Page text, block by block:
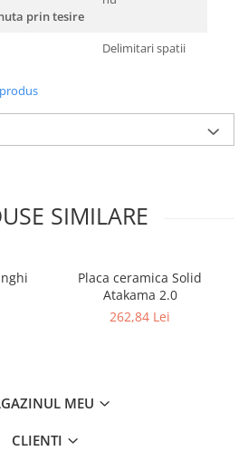
prin tesire
Delimitari spatii
SIMILARE
Placa ceramica Solid
Atakama 2.0
262,84 Lei
MEU
CLIENTI